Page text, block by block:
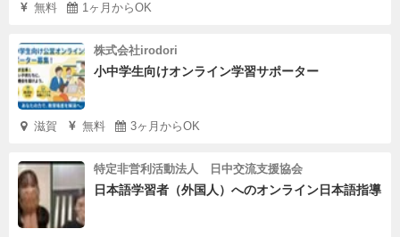
無料 1ヶ月からOK
株式会社irodori
小中学生向けオンライン学習サポーター
滋賀 無料 3ヶ月からOK
特定非営利活動法人 日中交流支援協会
日本語学習者（外国人）へのオンライン日本語指導